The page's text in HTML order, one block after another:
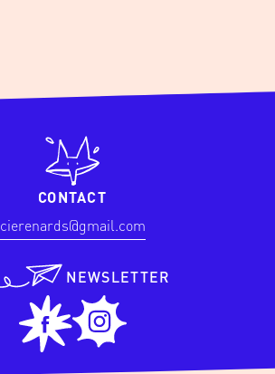
CONTACT
cierenards@gmail.com
NEWSLETTER